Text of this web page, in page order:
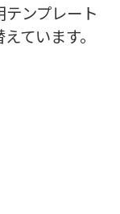
ンプレート
ています。